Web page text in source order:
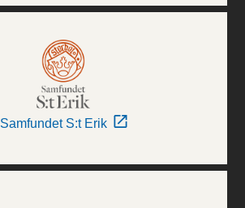
Samfundet S:t Erik